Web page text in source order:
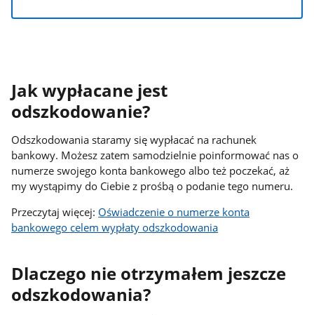
Jak wypłacane jest
odszkodowanie?
Odszkodowania staramy się wypłacać na rachunek
bankowy. Możesz zatem samodzielnie poinformować nas o
numerze swojego konta bankowego albo też poczekać, aż
my wystąpimy do Ciebie z prośbą o podanie tego numeru.
Przeczytaj więcej: Oświadczenie o numerze konta
bankowego celem wypłaty odszkodowania
Dlaczego nie otrzymałem jeszcze
odszkodowania?